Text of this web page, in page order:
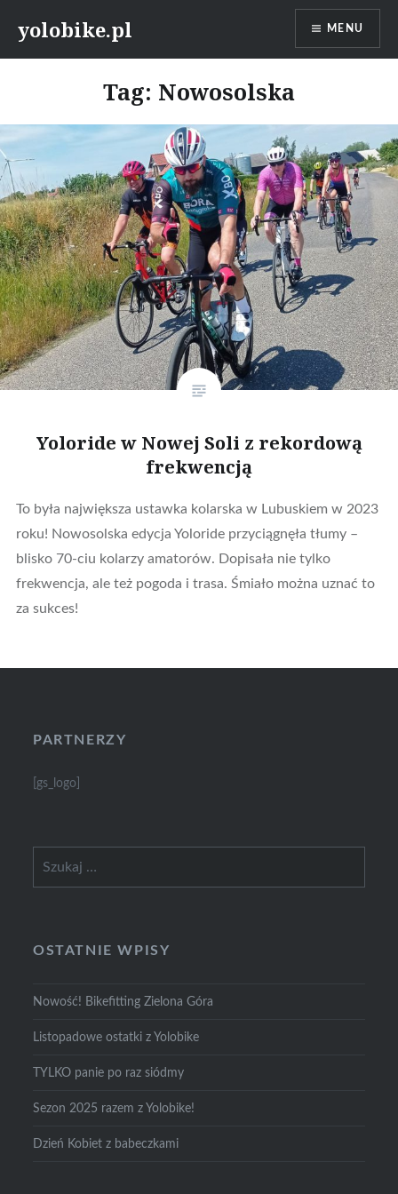
yolobike.pl MENU
Tag: Nowosolska
Yoloride w Nowej Soli z rekordową
frekwencją
To była największa ustawka kolarska w Lubuskiem w 2023
roku! Nowosolska edycja Yoloride przyciągnęła tłumy –
blisko 70-ciu kolarzy amatorów. Dopisała nie tylko
frekwencja, ale też pogoda i trasa. Śmiało można uznać to
za sukces!
PARTNERZY
[gs_logo]
OSTATNIE WPISY
Nowość! Bikefitting Zielona Góra
Listopadowe ostatki z Yolobike
TYLKO panie po raz siódmy
Sezon 2025 razem z Yolobike!
Dzień Kobiet z babeczkami